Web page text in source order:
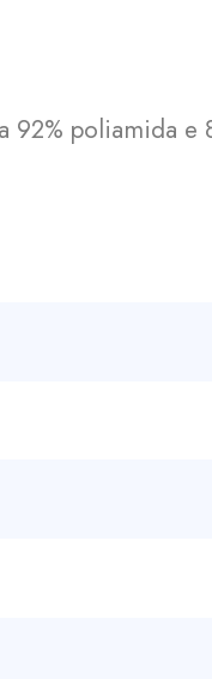
poliamida